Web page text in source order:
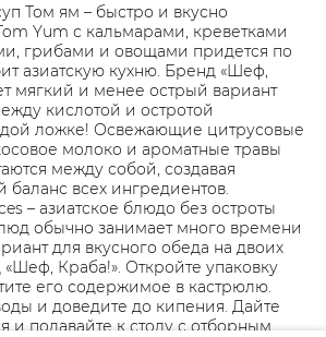
Том ям – быстро и вкусно
Yum с кальмарами, креветками
грибами и овощами придется по
азиатскую кухню. Бренд «Шеф,
мягкий и менее острый вариант
кислотой и остротой
ложке! Освежающие цитрусовые
молоко и ароматные травы
между собой, создавая
баланс всех ингредиентов.
– азиатское блюдо без остроты
обычно занимает много времени
для вкусного обеда на двоих
Краба!». Откройте упаковку
его содержимое в кастрюлю.
и доведите до кипения. Дайте
и подавайте к столу с отборным